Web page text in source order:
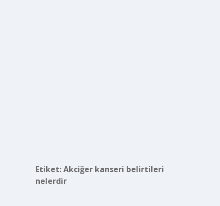
Etiket:Akciğer kanseri belirtileri
nelerdir